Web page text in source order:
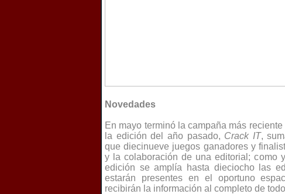
Novedades
En mayo terminó la campaña más
la edición del año pasado, Crack IT,
que diecinueve juegos ganadores y
y la colaboración de una editorial; como
edición se amplía hasta dieciocho las
estarán presentes en el oportuno
recibirán la información al completo de